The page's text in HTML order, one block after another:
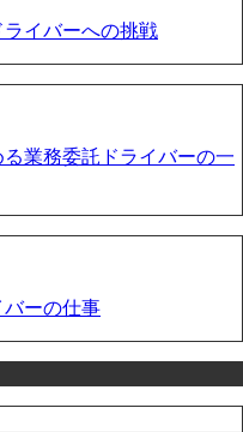
イバーへの挑戦
業務委託ドライバーの一
ーの仕事